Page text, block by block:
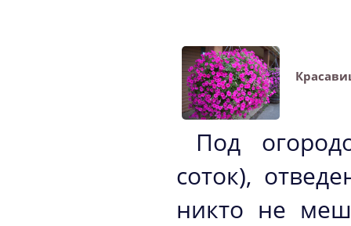
Под
соток),
никто не